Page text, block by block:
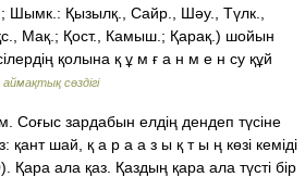
Шымк.: Қызылқ., Сайр., Шәу., Түлк.,
Мақ.; Қост., Камыш.; Қарақ.) шойын
қолына қ ұ м ғ а н м е н су құй
аймақтық сөздігі
Соғыс зардабын елдің дендеп түсіне
қант шай, қ а р а а з ы қ т ы ң көзі кеміді
ала қаз. Қаздың қара ала түсті бір